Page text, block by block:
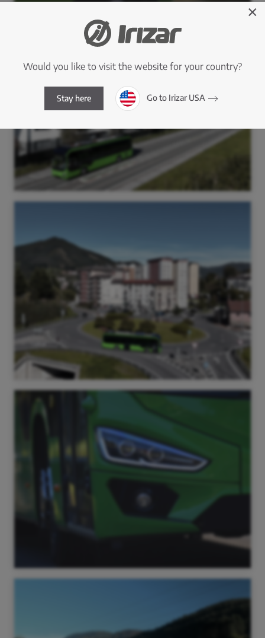
×
Would you like to visit the website for your country?
Stay here Go to Irizar USA